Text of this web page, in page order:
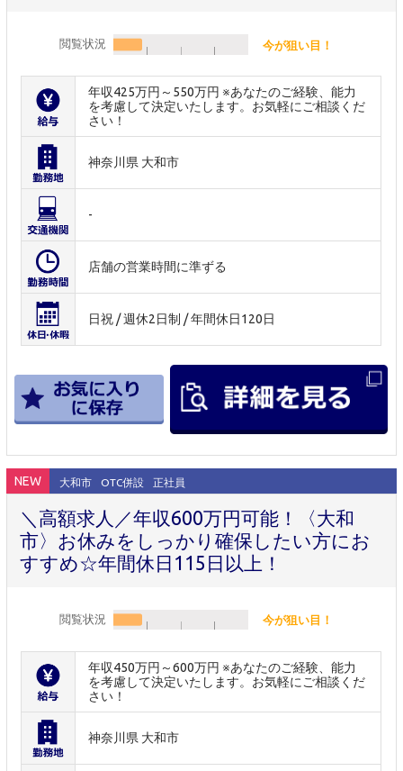
閲覧状況 今が狙い目！
年収425万円～550万円 ※あなたのご経験、能力
を考慮して決定いたします。お気軽にご相談くだ
さい！
神奈川県 大和市
-
店舗の営業時間に準ずる
日祝 / 週休2日制 / 年間休日120日
NEW 大和市 OTC併設 正社員
＼高額求人／年収600万円可能！〈大和
市〉お休みをしっかり確保したい方にお
すすめ☆年間休日115日以上！
閲覧状況 今が狙い目！
年収450万円～600万円 ※あなたのご経験、能力
を考慮して決定いたします。お気軽にご相談くだ
さい！
神奈川県 大和市